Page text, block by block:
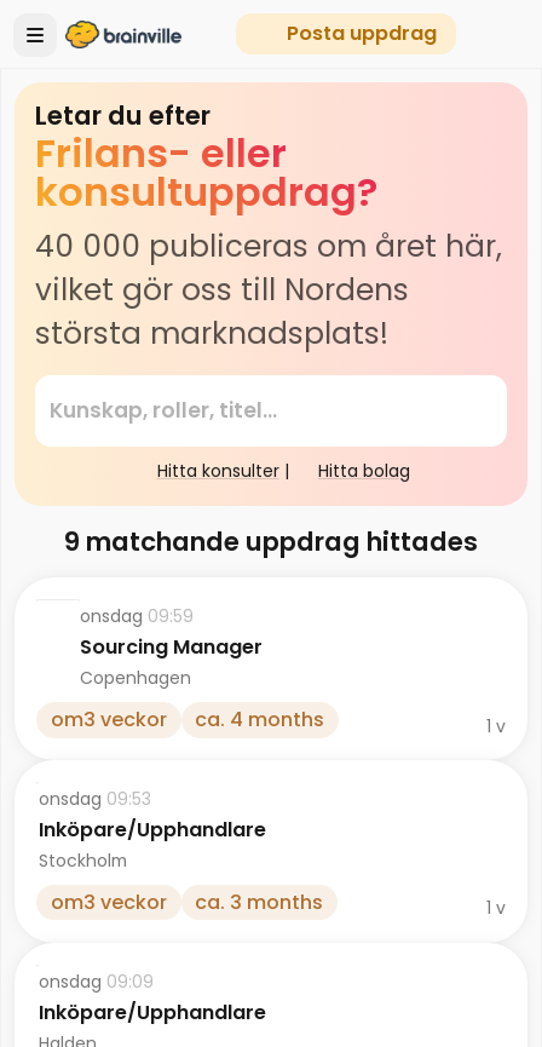
Posta uppdrag
Letar du efter
Frilans- eller
konsultuppdrag?
40 000 publiceras om året här,
vilket gör oss till Nordens
största marknadsplats!
Hitta konsulter| Hitta bolag
9 matchande uppdrag hittades
onsdag 09:59
Sourcing Manager
Copenhagen
om3 veckor ca. 4 months 1 v
onsdag 09:53
Inköpare/Upphandlare
Stockholm
om3 veckor ca. 3 months 1 v
onsdag 09:09
Inköpare/Upphandlare